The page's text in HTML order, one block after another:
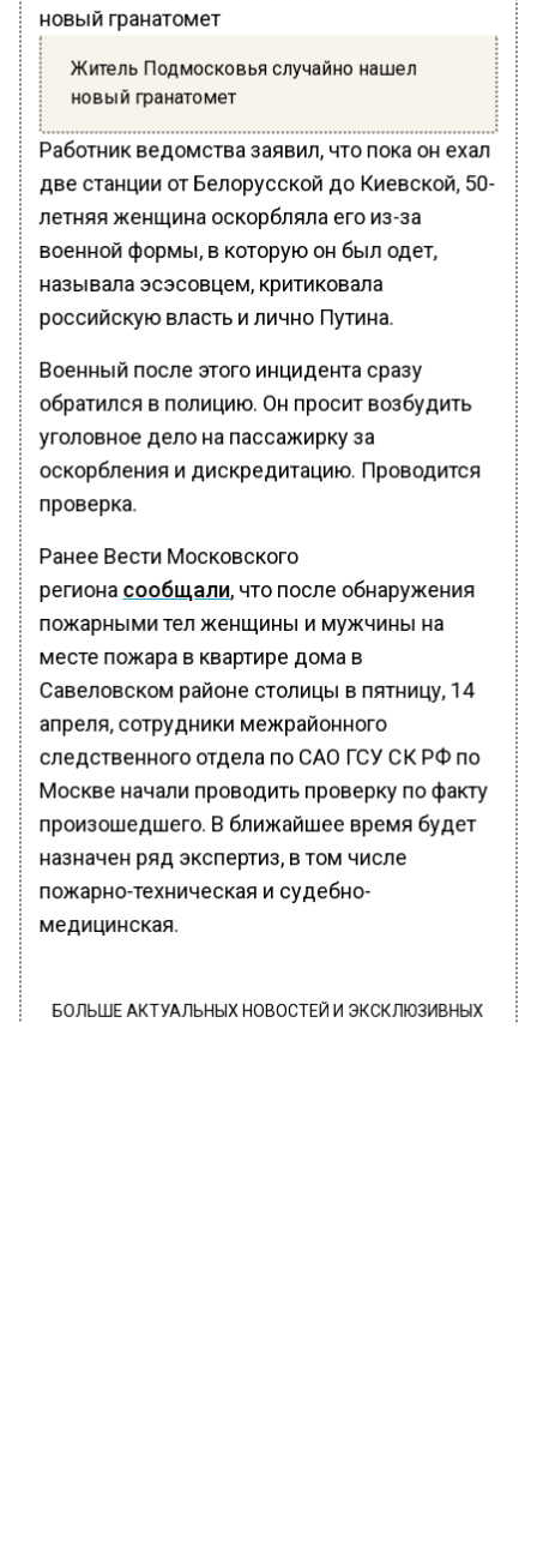
Житель Подмосковья случайно нашел
новый гранатомет
Работник ведомства заявил, что пока он ехал
две станции от Белорусской до Киевской, 50-
летняя женщина оскорбляла его из-за
военной формы, в которую он был одет,
называла эсэсовцем, критиковала
российскую власть и лично Путина.
Военный после этого инцидента сразу
обратился в полицию. Он просит возбудить
уголовное дело на пассажирку за
оскорбления и дискредитацию. Проводится
проверка.
Ранее Вести Московского
региона сообщали, что после обнаружения
пожарными тел женщины и мужчины на
месте пожара в квартире дома в
Савеловском районе столицы в пятницу, 14
апреля, сотрудники межрайонного
следственного отдела по САО ГСУ СК РФ по
Москве начали проводить проверку по факту
произошедшего. В ближайшее время будет
назначен ряд экспертиз, в том числе
пожарно-техническая и судебно-
медицинская.
БОЛЬШЕ АКТУАЛЬНЫХ НОВОСТЕЙ И ЭКСКЛЮЗИВНЫХ